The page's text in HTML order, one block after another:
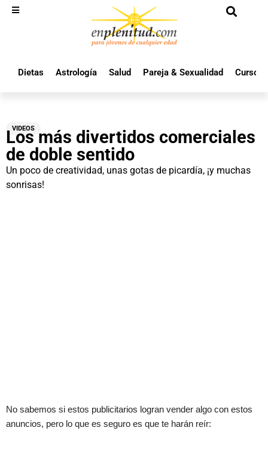
Dietas Astrología Salud Pareja & Sexualidad Cursos
VIDEOS
Los más divertidos comerciales
de doble sentido
Un poco de creatividad, unas gotas de picardía, ¡y muchas
sonrisas!
No sabemos si estos publicitarios logran vender algo con estos
anuncios, pero lo que es seguro es que te harán reír: